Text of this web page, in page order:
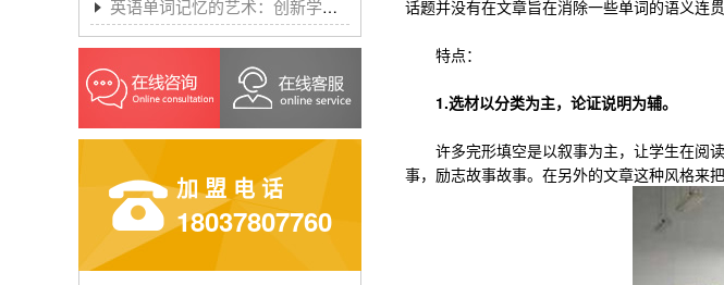
英语单词记忆的艺术：创新学习方法与学考乐的魔力
加盟电话
18037807760
话题并没有在文章旨在消除一些单词的语义连
特点：
1.选材以分类为主，论证说明为辅。
许多完形填空是以叙事为主，让学生在阅读
事，励志故事故事。在另外的文章这种风格来